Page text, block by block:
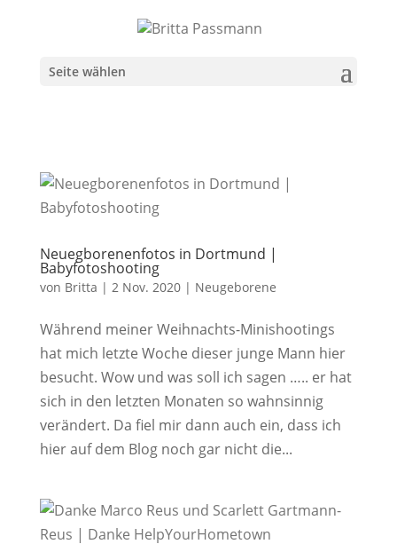
Seite wählen
Neuegborenenfotos in Dortmund |
Babyfotoshooting
von Britta | 2 Nov. 2020| Neugeborene
Während meiner Weihnachts-Minishootings
hat mich letzte Woche dieser junge Mann hier
besucht. Wow und was soll ich sagen ….. er hat
sich in den letzten Monaten so wahnsinnig
verändert. Da fiel mir dann auch ein, dass ich
hier auf dem Blog noch gar nicht die...